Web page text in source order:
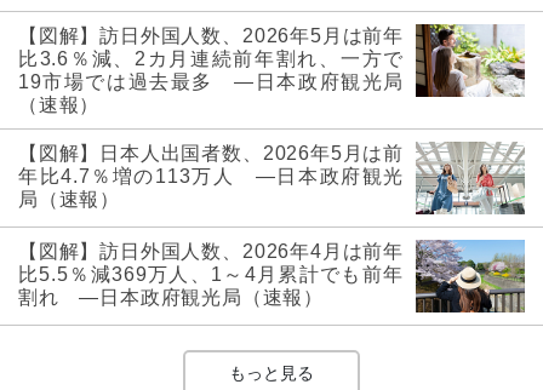
【図解】訪日外国人数、2026年5月は前年
比3.6％減、2カ月連続前年割れ、一方で
19市場では過去最多 ―日本政府観光局
（速報）
【図解】日本人出国者数、2026年5月は前
年比4.7％増の113万人 ―日本政府観光
局（速報）
【図解】訪日外国人数、2026年4月は前年
比5.5％減369万人、1～4月累計でも前年
割れ ―日本政府観光局（速報）
もっと見る